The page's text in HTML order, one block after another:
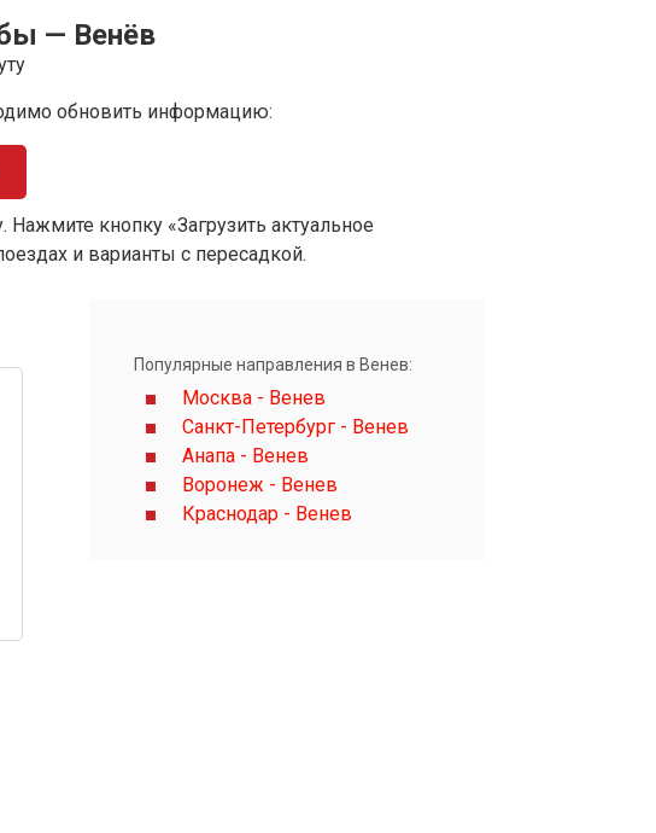
— Венёв
обновить информацию:
кнопку «Загрузить актуальное
и варианты с пересадкой.
Популярные направления в Венев:
Москва - Венев
Санкт-Петербург - Венев
Анапа - Венев
Воронеж - Венев
Краснодар - Венев